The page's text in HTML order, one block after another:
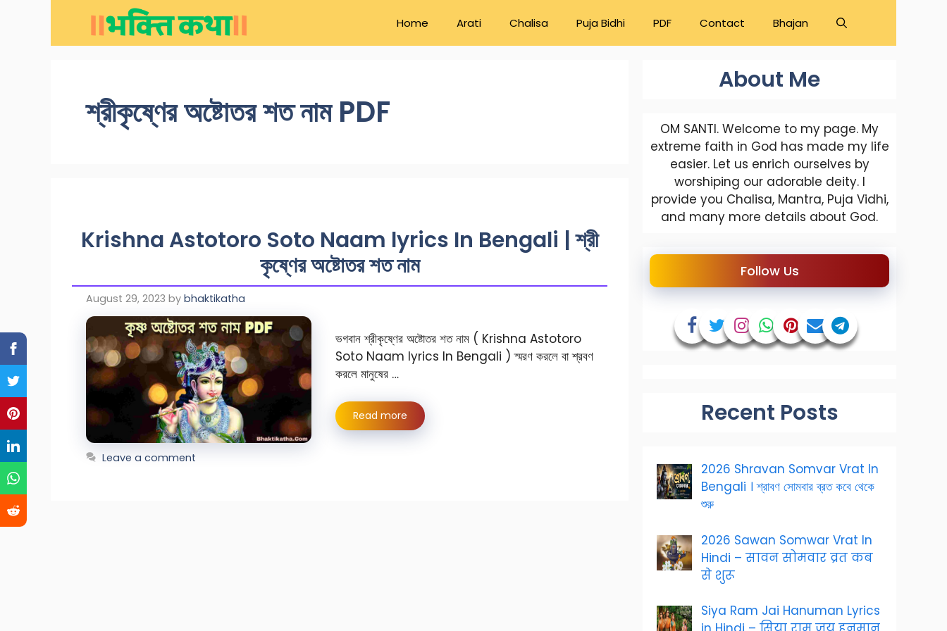
Home Arati Chalisa Puja Bidhi PDF Contact Bhajan
শ্রীকৃষ্ণের অষ্টোতর শত নাম PDF
Krishna Astotoro Soto Naam lyrics In Bengali | শ্রী
কৃষ্ণের অষ্টোতর শত নাম
August 29, 2023 by bhaktikatha
ভগবান শ্রীকৃষ্ণের অষ্টোতর শত নাম ( Krishna Astotoro
Soto Naam lyrics In Bengali ) স্মরণ করলে বা শ্রবণ
করলে মানুষের …
Read more
Leave a comment
About Me
OM SANTI. Welcome to my page. My
extreme faith in God has made my life
easier. Let us enrich ourselves by
worshiping our adorable deity. I
provide you Chalisa, Mantra, Puja Vidhi,
and many more details about God.
Follow Us
Recent Posts
2026 Shravan Somvar Vrat In
Bengali । শ্রাবণ সোমবার ব্রত কবে থেকে
শুরু
2026 Sawan Somwar Vrat In
Hindi – सावन सोमवार व्रत कब
से शुरू
Siya Ram Jai Hanuman Lyrics